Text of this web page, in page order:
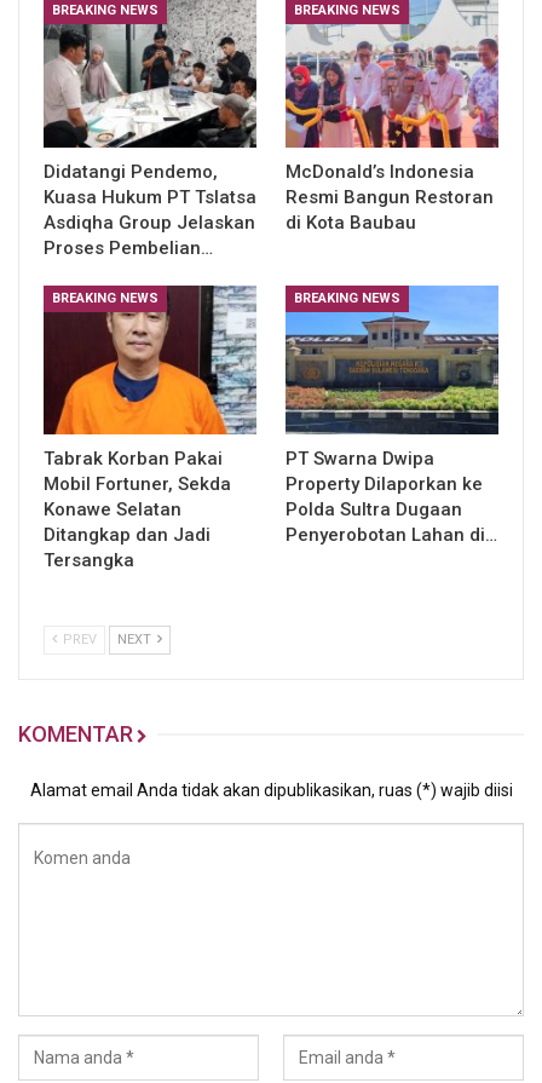
BREAKING NEWS
Didatangi Pendemo,
Kuasa Hukum PT Tslatsa
Asdiqha Group Jelaskan
Proses Pembelian…
BREAKING NEWS
McDonald’s Indonesia
Resmi Bangun Restoran
di Kota Baubau
BREAKING NEWS
Tabrak Korban Pakai
Mobil Fortuner, Sekda
Konawe Selatan
Ditangkap dan Jadi
Tersangka
BREAKING NEWS
PT Swarna Dwipa
Property Dilaporkan ke
Polda Sultra Dugaan
Penyerobotan Lahan di…
PREV NEXT
KOMENTAR
Alamat email Anda tidak akan dipublikasikan, ruas (*) wajib diisi